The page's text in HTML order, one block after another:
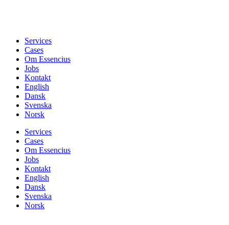
Services
Cases
Om Essencius
Jobs
Kontakt
English
Dansk
Svenska
Norsk
Services
Cases
Om Essencius
Jobs
Kontakt
English
Dansk
Svenska
Norsk